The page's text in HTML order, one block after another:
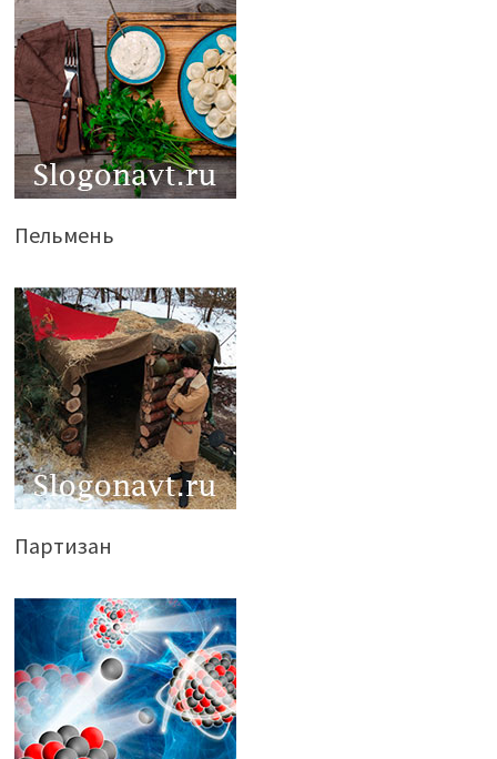
Пельмень
Партизан